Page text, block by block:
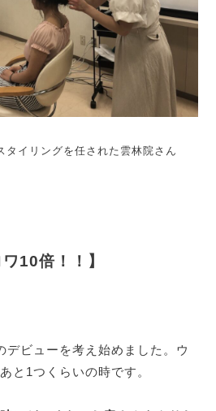
タイリングを任された雲林院さん
10倍！！】
デビューを考え始めました。ウ
と1つくらいの時です。